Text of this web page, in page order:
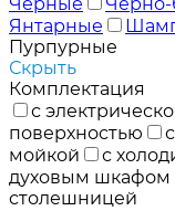
Янтарные
Пурпурные
Скрыть
Комплектация
с
поверхностью
мойкой
с
духовым шкафом
столешницей